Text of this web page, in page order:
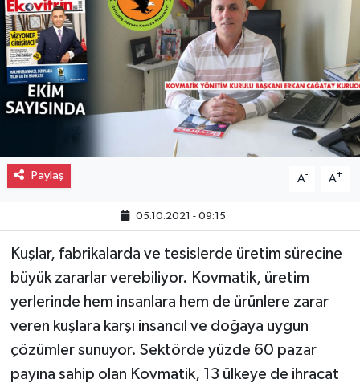
Paylaş A- A+
05.10.2021 - 09:15
Kuşlar, fabrikalarda ve tesislerde üretim sürecine
büyük zararlar verebiliyor. Kovmatik, üretim
yerlerinde hem insanlara hem de ürünlere zarar
veren kuşlara karşı insancıl ve doğaya uygun
çözümler sunuyor. Sektörde yüzde 60 pazar
payına sahip olan Kovmatik, 13 ülkeye de ihracat